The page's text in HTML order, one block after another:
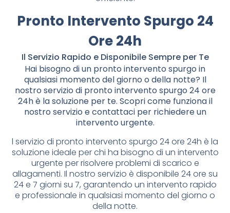
Pronto Intervento Spurgo 24
Ore 24h
Il Servizio Rapido e Disponibile Sempre per Te
Hai bisogno di un pronto intervento spurgo in
qualsiasi momento del giorno o della notte? Il
nostro servizio di pronto intervento spurgo 24 ore
24h è la soluzione per te. Scopri come funziona il
nostro servizio e contattaci per richiedere un
intervento urgente.
l servizio di pronto intervento spurgo 24 ore 24h è la
soluzione ideale per chi ha bisogno di un intervento
urgente per risolvere problemi di scarico e
allagamenti. Il nostro servizio è disponibile 24 ore su
24 e 7 giorni su 7, garantendo un intervento rapido
e professionale in qualsiasi momento del giorno o
della notte.